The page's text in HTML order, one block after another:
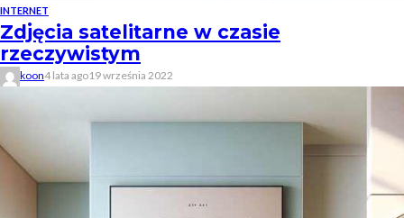
INTERNET
Zdjęcia satelitarne w czasie
rzeczywistym
koon4 lata ago19 września 2022